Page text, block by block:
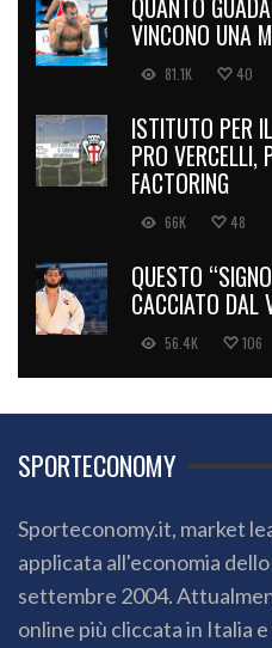
QUANTO
VINCONO UNA
81.1K 40
ISTITUTO PER
PRO VERCELLI,
FACTORING
66K 48
QUESTO
CACCIATO DAL
56.4K 106
SPORTECONOMY
Sporteconomy.it, market
applicata all'economia
settembre 2004.
online più cliccata in Italia